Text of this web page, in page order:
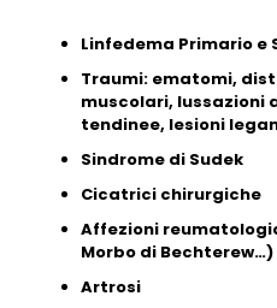
Linfedema Primario e
Traumi: ematomi,
muscolari, lussazioni
tendinee, lesioni
Sindrome di Sudek
Cicatrici chirurgiche
Affezioni
Morbo di Bechterew…)
Artrosi